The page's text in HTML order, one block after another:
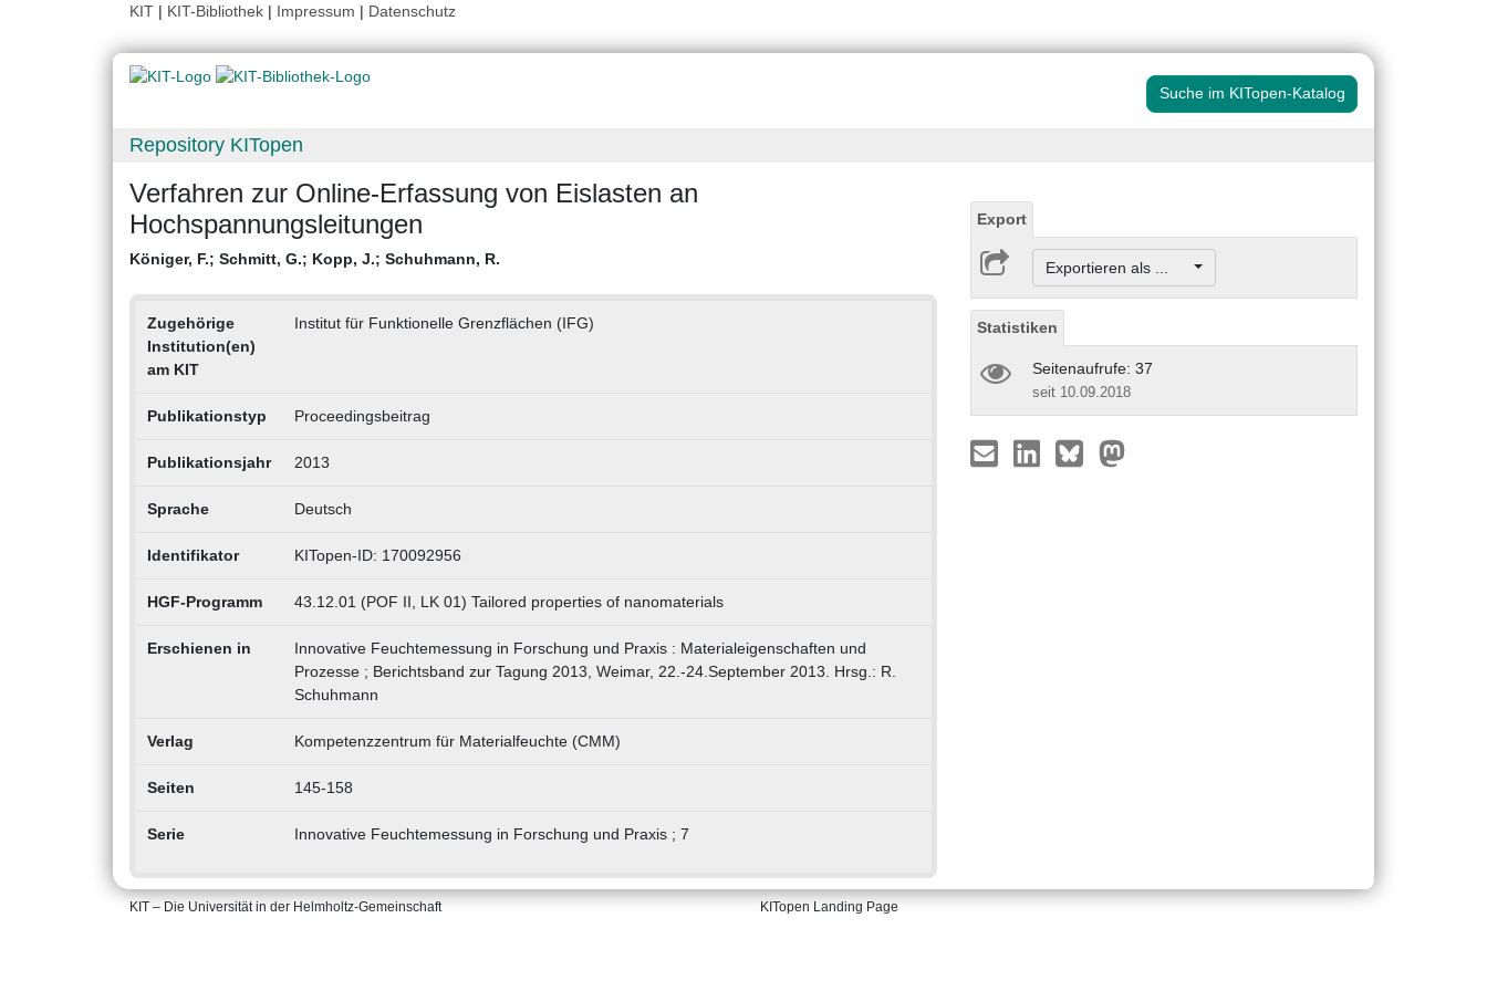
KIT | KIT-Bibliothek | Impressum | Datenschutz
Suche im KITopen-Katalog
Repository KITopen
Verfahren zur Online-Erfassung von Eislasten an
Hochspannungsleitungen
Königer, F.; Schmitt, G.; Kopp, J.; Schuhmann, R.
Zugehörige
Institution(en)
am KIT
Institut für Funktionelle Grenzflächen (IFG)
Publikationstyp Proceedingsbeitrag
Publikationsjahr 2013
Sprache Deutsch
Identifikator KITopen-ID: 170092956
HGF-Programm 43.12.01 (POF II, LK 01) Tailored properties of nanomaterials
Erschienen in
Innovative Feuchtemessung in Forschung und Praxis : Materialeigenschaften und
Prozesse ; Berichtsband zur Tagung 2013, Weimar, 22.-24.September 2013. Hrsg.: R.
Schuhmann
Verlag Kompetenzzentrum für Materialfeuchte (CMM)
Seiten 145-158
Serie Innovative Feuchtemessung in Forschung und Praxis ; 7
Export
Exportieren als ...
Statistiken
Seitenaufrufe: 37
seit 10.09.2018
KIT – Die Universität in der Helmholtz-Gemeinschaft KITopen Landing Page